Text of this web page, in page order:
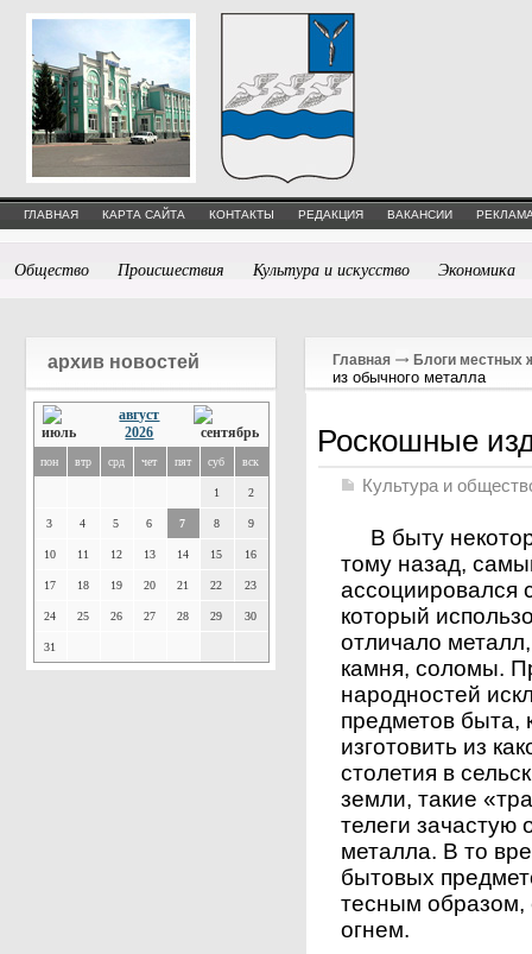
ГЛАВНАЯ КАРТА САЙТА КОНТАКТЫ РЕДАКЦИЯ ВАКАНСИИ
Общество Происшествия Культура и искусство Экономика
архив новостей
август
2026
пон втр срд чет пят суб вск
1 2
3 4 5 6 7 8 9
10 11 12 13 14 15 16
17 18 19 20 21 22 23
24 25 26 27 28 29 30
31
Главная Блоги местных
из обычного металла
Роскошные
Культура и
В быту
тому назад,
ассоциировался
который
отличало
камня, соломы.
народностей
предметов быта,
изготовить из
столетия в
земли, такие
телеги
металла. В то
бытовых
тесным
огнем.